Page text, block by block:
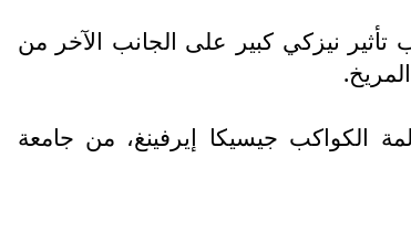
نيزكي كبير على الجانب الآخر من
الكواكب جيسيكا إيرفينغ، من جامعة